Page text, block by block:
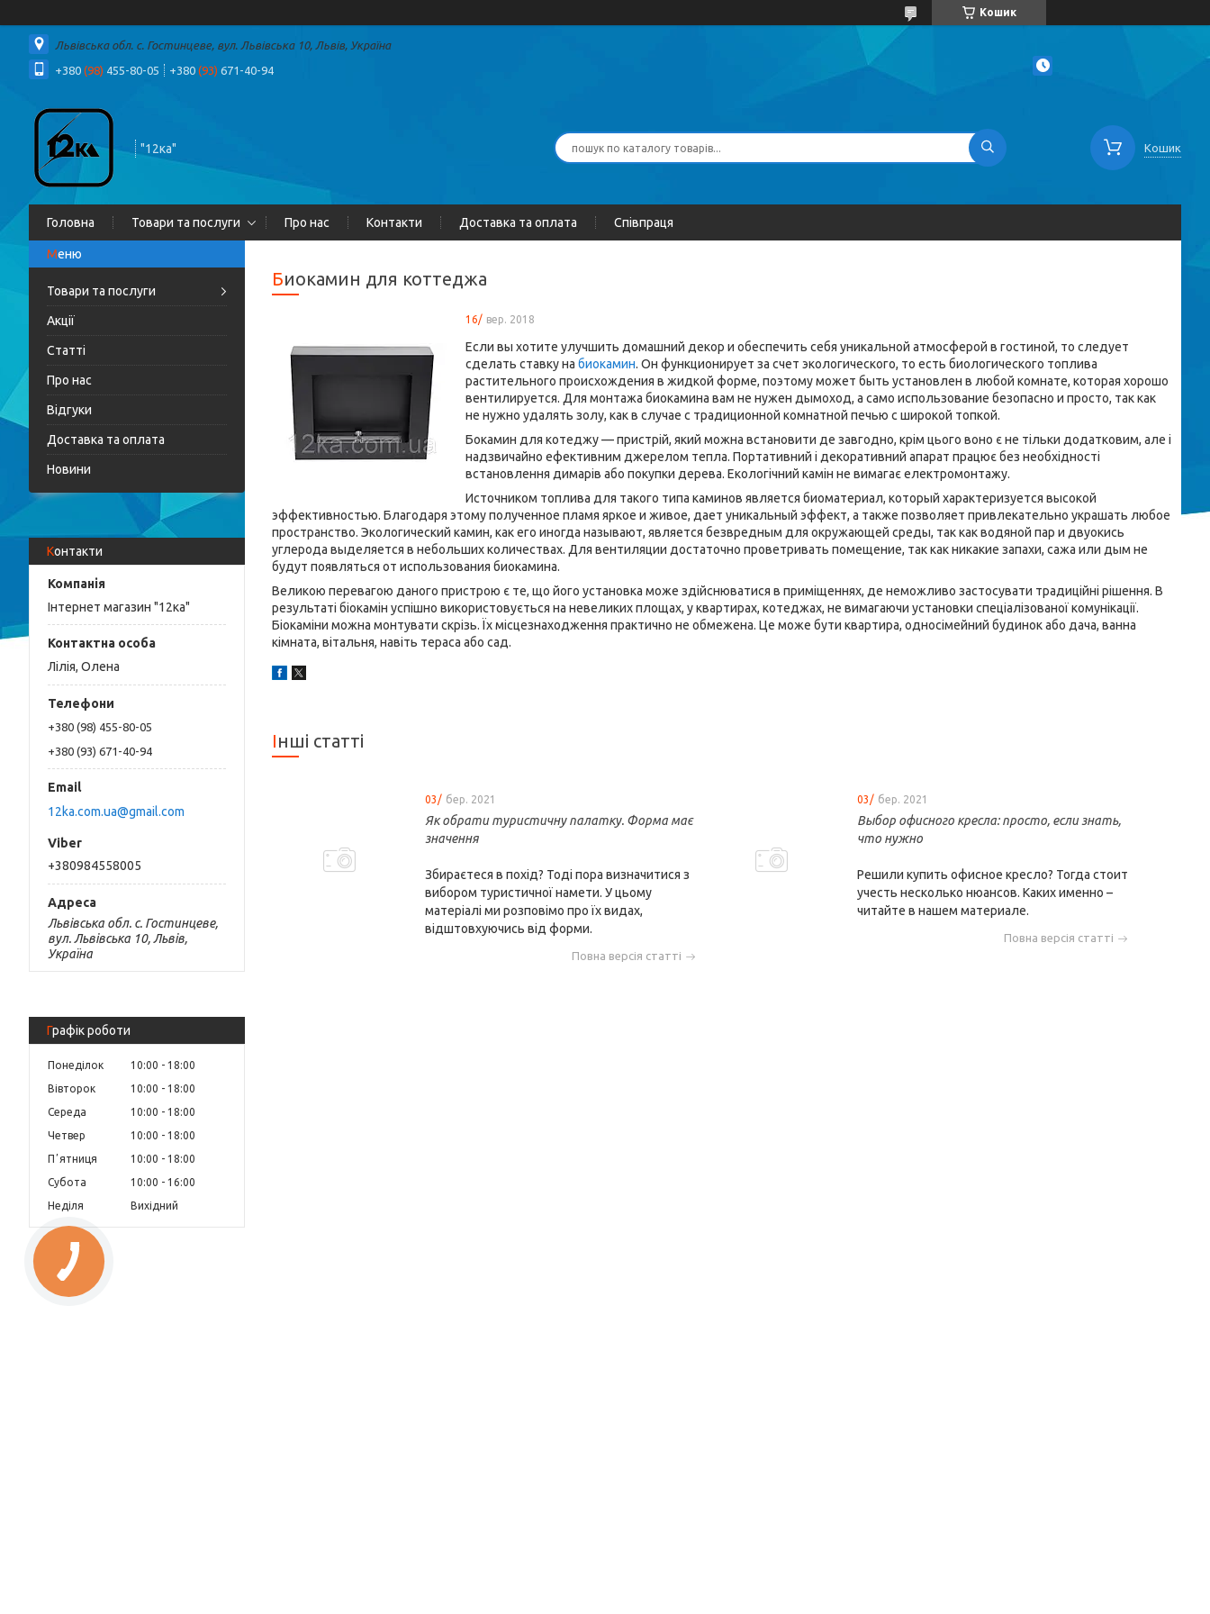
Кошик
Львівська обл. с. Гостинцеве, вул. Львівська 10, Львів, Україна
+380 (98) 455-80-05 +380 (93) 671-40-94
"12ка" Кошик
Головна Товари та послуги Про нас Контакти Доставка та оплата Співпраця
Товари та послуги
Акції
Статті
Про нас
Відгуки
Доставка та оплата
Новини
Контакти
Інтернет магазин "12ка"
Лілія, Олена
+380 (98) 455-80-05
+380 (93) 671-40-94
12ka.com.ua@gmail.com
+380984558005
Львівська обл. с. Гостинцеве,
вул. Львівська 10, Львів,
Україна
Графік роботи
Понеділок 10:00
18:00
Вівторок
10:00
18:00
Середа
10:00
18:00
Четвер
10:00
18:00
Пʼятниця
10:00
18:00
Субота
10:00
16:00
Неділя
Вихідний
Биокамин для коттеджа
16/ вер. 2018
Если вы хотите улучшить домашний декор и обеспечить себя уникальной атмосферой в гостиной, то следует
сделать ставку на биокамин. Он функционирует за счет экологического, то есть биологического топлива
растительного происхождения в жидкой форме, поэтому может быть установлен в любой комнате, которая хорошо
вентилируется. Для монтажа биокамина вам не нужен дымоход, а само использование безопасно и просто, так как
не нужно удалять золу, как в случае с традиционной комнатной печью с широкой топкой.
Бокамин для котеджу — пристрій, який можна встановити де завгодно, крім цього воно є не тільки додатковим, але і
надзвичайно ефективним джерелом тепла. Портативний і декоративний апарат працює без необхідності
встановлення димарів або покупки дерева. Екологічний камін не вимагає електромонтажу.
Источником топлива для такого типа каминов является биоматериал, который характеризуется высокой
эффективностью. Благодаря этому полученное пламя яркое и живое, дает уникальный эффект, а также позволяет привлекательно украшать любое
пространство. Экологический камин, как его иногда называют, является безвредным для окружающей среды, так как водяной пар и двуокись
углерода выделяется в небольших количествах. Для вентиляции достаточно проветривать помещение, так как никакие запахи, сажа или дым не
будут появляться от использования биокамина.
Великою перевагою даного пристрою є те, що його установка може здійснюватися в приміщеннях, де неможливо застосувати традиційні рішення. В
результаті біокамін успішно використовується на невеликих площах, у квартирах, котеджах, не вимагаючи установки спеціалізованої комунікації.
Біокаміни можна монтувати скрізь. Їх місцезнаходження практично не обмежена. Це може бути квартира, односімейний будинок або дача, ванна
кімната, вітальня, навіть тераса або сад.
Інші статті
03/ бер. 2021
Як обрати туристичну палатку. Форма має
значення
Збираєтеся в похід? Тоді пора визначитися з
вибором туристичної намети. У цьому
матеріалі ми розповімо про їх видах,
відштовхуючись від форми.
Повна версія статті
03/ бер. 2021
Выбор офисного кресла: просто, если знать,
что нужно
Решили купить офисное кресло? Тогда стоит
учесть несколько нюансов. Каких именно –
читайте в нашем материале.
Повна версія статті